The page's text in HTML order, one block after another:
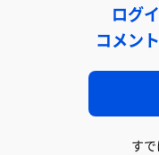
ログ
コメン
す